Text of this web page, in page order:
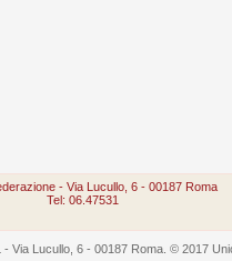
- Via Lucullo, 6 - 00187 Roma
Tel: 06.47531
Via Lucullo, 6 - 00187 Roma. © 2017